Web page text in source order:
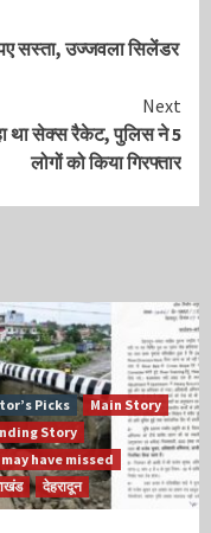
सस्ता, उज्जवला सिलेंडर
Next
था सेक्स रैकेट, पुलिस ने 5
लोगों को किया गिरफ्तार
Picks
Main Story
Story
may have missed
देहरादून